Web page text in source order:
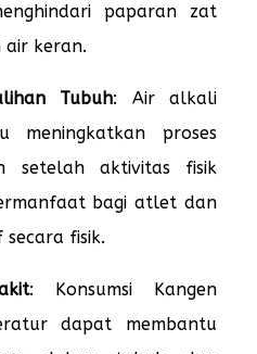
paparan zat
air keran.
Tubuh: Air alkali
meningkatkan proses
setelah aktivitas fisik
bagi atlet dan
fisik.
: Konsumsi Kangen
dapat membantu